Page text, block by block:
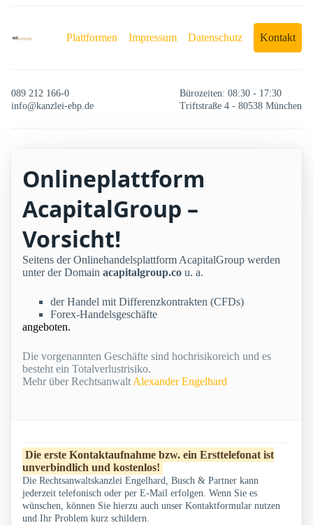
Plattformen Impressum Datenschutz Kontakt
089 212 166-0
info@kanzlei-ebp.de
Bürozeiten: 08:30 - 17:30
Triftstraße 4 - 80538 München
Onlineplattform
AcapitalGroup –
Vorsicht!
Seitens der Onlinehandelsplattform AcapitalGroup werden
unter der Domain acapitalgroup.co u. a.
der Handel mit Differenzkontrakten (CFDs)
Forex-Handelsgeschäfte
angeboten.
Die vorgenannten Geschäfte sind hochrisikoreich und es
besteht ein Totalverlustrisiko.
Mehr über Rechtsanwalt Alexander Engelhard
Die erste Kontaktaufnahme bzw. ein Ersttelefonat ist
unverbindlich und kostenlos!
Die Rechtsanwaltskanzlei Engelhard, Busch & Partner kann
jederzeit telefonisch oder per E-Mail erfolgen. Wenn Sie es
wünschen, können Sie hierzu auch unser Kontaktformular nutzen
und Ihr Problem kurz schildern.